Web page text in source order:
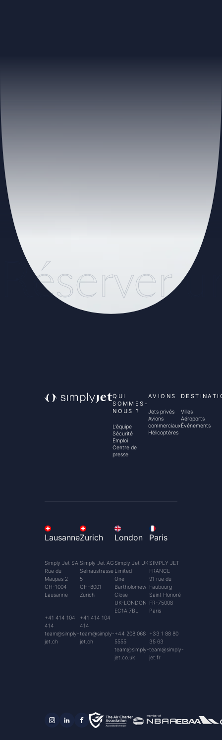
Réserver
QUI
SOMMES-
NOUS ?
L’équipe
Sécurité
Emploi
Centre de
presse
AVIONS
Jets privés
Avions
commerciaux
Hélicoptères
Villes
Aéroports
Événements
Lausanne
Simply Jet SA
Rue du
Maupas 2
CH-1004
Lausanne
+41 414 104
414
team@simply-
jet.ch
Zurich
Simply Jet AG
Selnaustrasse
5
CH-8001
Zurich
+41 414 104
414
team@simply-
jet.ch
London
Simply Jet UK
Limited
One
Bartholomew
Close
UK-LONDON
EC1A 7BL
+44 208 068
5555
team@simply-
jet.co.uk
Paris
SIMPLY JET
FRANCE
91 rue du
Faubourg
Saint Honoré
FR-75008
Paris
+33 1 88 80
35 63
team@simply-
jet.fr